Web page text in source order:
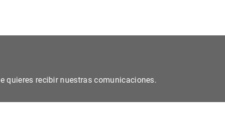
quieres recibir nuestras comunicaciones.